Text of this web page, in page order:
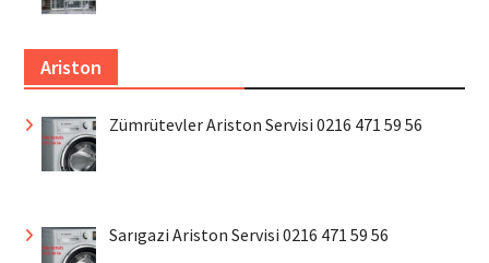
Ariston
Zümrütevler Ariston Servisi 0216 471 59 56
Sarıgazi Ariston Servisi 0216 471 59 56